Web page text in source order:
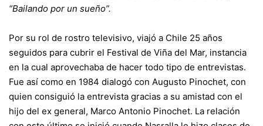
“Bailando por un sueño”.
Por su rol de rostro televisivo, viajó a Chile 25 años
seguidos para cubrir el Festival de Viña del Mar, instancia
en la cual aprovechaba de hacer todo tipo de entrevistas.
Fue así como en 1984 dialogó con Augusto Pinochet, con
quien consiguió la entrevista gracias a su amistad con el
hijo del ex general, Marco Antonio Pinochet. La relación